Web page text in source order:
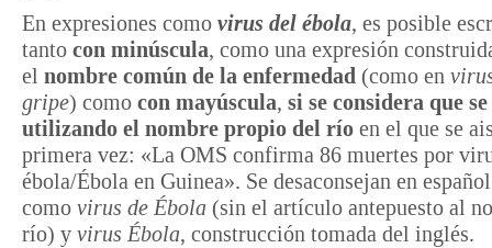
En expresiones como virus del ébola, es posible
tanto con minúscula, como una expresión
el nombre común de la enfermedad (como en
gripe) como con mayúscula, si se considera que se
utilizando el nombre propio del río en el que se
primera vez: «La OMS confirma 86 muertes por
ébola/Ébola en Guinea». Se desaconsejan en
como virus de Ébola (sin el artículo antepuesto al
río) y virus Ébola, construcción tomada del inglés.